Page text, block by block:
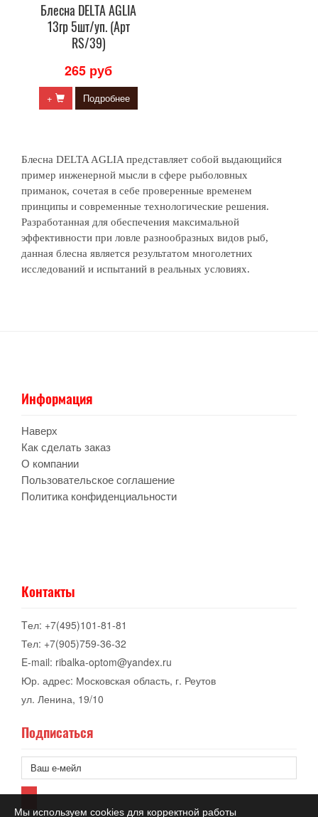
Блесна DELTA AGLIA
13гр 5шт/уп. (Арт
RS/39)
265 руб
+ Подробнее
Блесна DELTA AGLIA представляет собой выдающийся
пример инженерной мысли в сфере рыболовных
приманок, сочетая в себе проверенные временем
принципы и современные технологические решения.
Разработанная для обеспечения максимальной
эффективности при ловле разнообразных видов рыб,
данная блесна является результатом многолетних
исследований и испытаний в реальных условиях.
Информация
Наверх
Как сделать заказ
О компании
Пользовательское соглашение
Политика конфиденциальности
Контакты
Tел: +7(495)101-81-81
Тел: +7(905)759-36-32
E-mail: ribalka-optom@yandex.ru
Юр. адрес: Московская область, г. Реутов
ул. Ленина, 19/10
Подписаться
Мы используем cookies для корректной работы